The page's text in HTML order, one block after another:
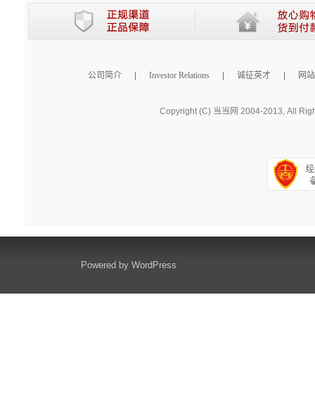
公司简介 | Investor Relations | 诚征英才 | 网
Copyright (C) 当当网 2004-2013, All
Powered by WordPress